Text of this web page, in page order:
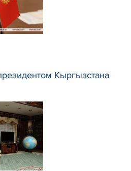
Кыргызстана